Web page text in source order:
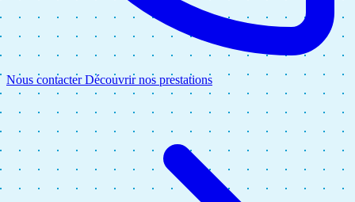
Nous contacterDécouvrir nos prestations